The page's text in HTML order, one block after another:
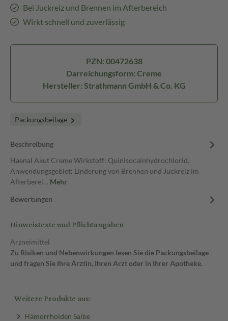
Bei Juckreiz und Brennen im Afterbereich
Wirkt schnell und zuverlässig
PZN: 00472638
Darreichungsform: Creme
Hersteller: Strathmann GmbH & Co. KG
Packungsbeilage
Beschreibung
Haenal Akut Creme Wirkstoff: Quinisocainhydrochlorid.
Anwendungsgebiet: Linderung von Brennen und Juckreiz im
Afterberei… Mehr
Bewertungen
Hinweistexte und Pflichtangaben
Arzneimittel
Zu Risiken und Nebenwirkungen lesen Sie die Packungsbeilage
und fragen Sie Ihre Ärztin, Ihren Arzt oder in Ihrer Apotheke.
Weitere Produkte aus:
Hämorrhoiden Salbe